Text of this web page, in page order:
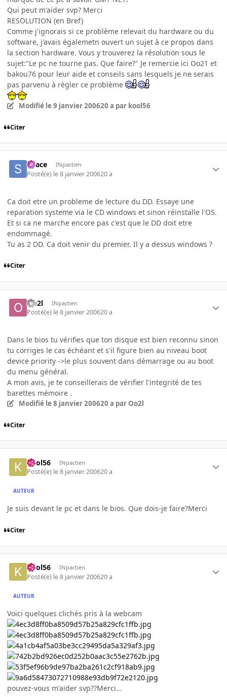
Qui peut m'aider svp? Merci
RESOLUTION (en Bref)
Comme j'ignorais si ce problème relevait du hardware ou du
software, j'avais égalemetn ouvert un sujet à ce propos dans
la section hardware. Vous y trouverez la résolution sous le
sujet:"Le pc ne tourne pas. Que faire?" Je remercie ici Oo21 et
bakou76 pour leur aide et conseils sans lesquels je ne serais
pas parvenu à règler ce problème
Modifié le 9 janvier 200620 a par kool56
Citer
Space INpactien
Posté(e) le 8 janvier 200620 a
Ca doit etre un probleme de lecture du DD. Essaye une
reparation systeme via le CD windows et sinon réinstalle l'OS.
Et si ca ne marche encore pas c'est que le DD doit etre
endommagé.
Tu as 2 DD. Ca doit venir du premier. Il y a dessus windows ?
Citer
Oo2l INpactien
Posté(e) le 8 janvier 200620 a
Dans le bios tu vérifies que ton disque est bien reconnu sinon
tu corriges le cas échéant et s'il figure bien au niveau boot
device priority ->le plus souvent dans démarrage ou au boot
du menu général.
A mon avis, je te conseillerais de vérifier l'integrité de tes
barettes mémoire .
Modifié le 8 janvier 200620 a par Oo2l
Citer
kool56 INpactien
Posté(e) le 8 janvier 200620 a
AUTEUR
Je suis devant le pc et dans le bios. Que dois-je faire?Merci
Citer
kool56 INpactien
Posté(e) le 8 janvier 200620 a
AUTEUR
Voici quelques clichés pris à la webcam
pouvez-vous m'aider svp??Merci...